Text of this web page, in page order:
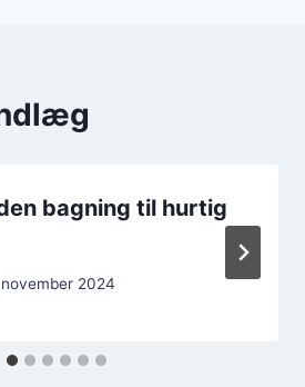
bagning til hurtig
2024